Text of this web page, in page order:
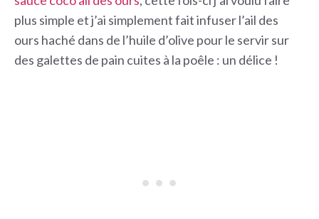
plus simple et j’ai simplement fait infuser l’ail des
ours haché dans de l’huile d’olive pour le servir sur
des galettes de pain cuites à la poêle : un délice !